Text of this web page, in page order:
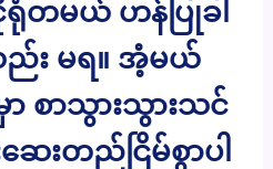
ရုံတမယ် ဟန်ပြုခါ
း မရ။ အံ့မယ်
ာ စာသွားသွားသင်
းတည်ငြိမ်စွာပါ